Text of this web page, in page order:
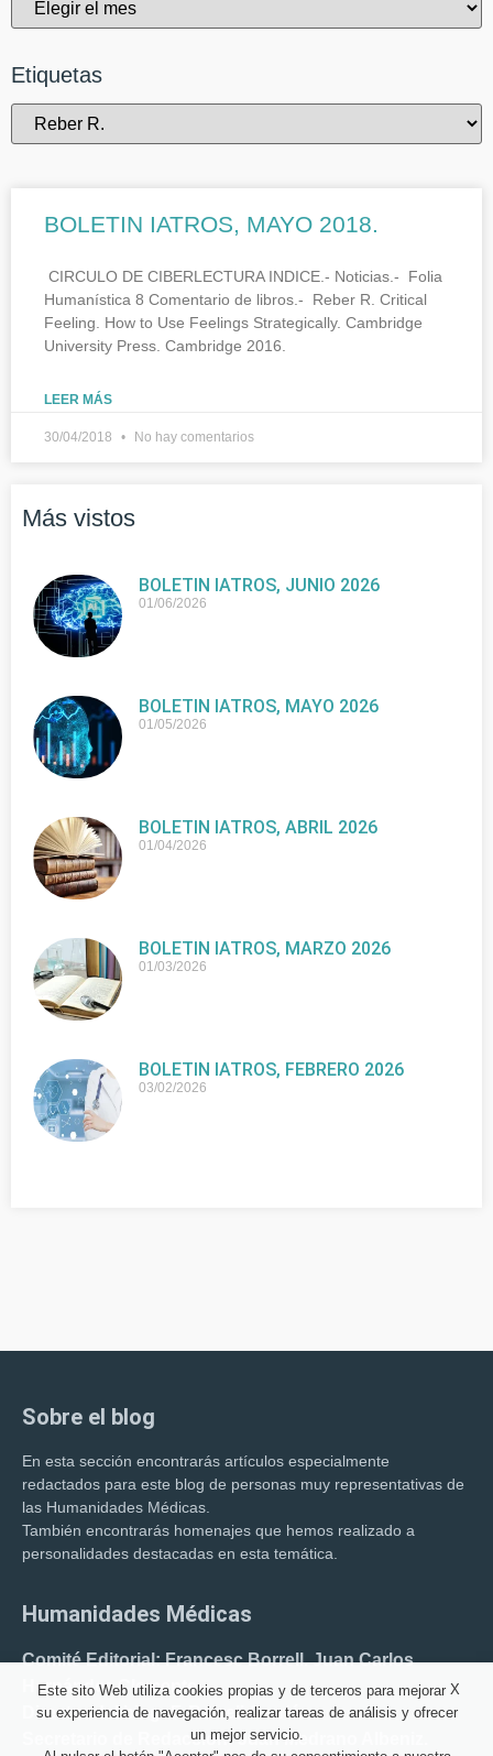
Etiquetas
BOLETIN IATROS, MAYO 2018.
CIRCULO DE CIBERLECTURA INDICE.- Noticias.- Folia
Humanística 8 Comentario de libros.- Reber R. Critical
Feeling. How to Use Feelings Strategically. Cambridge
University Press. Cambridge 2016.
LEER MÁS
30/04/2018 No hay comentarios
Más vistos
BOLETIN IATROS, JUNIO 2026
01/06/2026
BOLETIN IATROS, MAYO 2026
01/05/2026
BOLETIN IATROS, ABRIL 2026
01/04/2026
BOLETIN IATROS, MARZO 2026
01/03/2026
BOLETIN IATROS, FEBRERO 2026
03/02/2026
Sobre el blog
En esta sección encontrarás artículos especialmente
redactados para este blog de personas muy representativas de
las Humanidades Médicas.
También encontrarás homenajes que hemos realizado a
personalidades destacadas en esta temática.
Humanidades Médicas
Comité Editorial: Francesc Borrell. Juan Carlos
Hernández Clemente.
Director del blog: F. Borrell Carrió.
Secretario de Redacción: Juan Medrano Albeniz.
X
Este sito Web utiliza cookies propias y de terceros para mejorar
su experiencia de navegación, realizar tareas de análisis y ofrecer
un mejor servicio.